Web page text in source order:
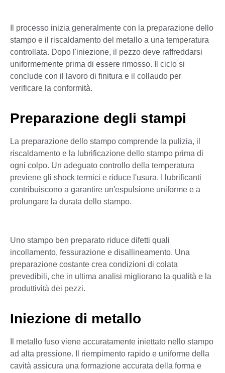
Il processo inizia generalmente con la preparazione dello
stampo e il riscaldamento del metallo a una temperatura
controllata. Dopo l'iniezione, il pezzo deve raffreddarsi
uniformemente prima di essere rimosso. Il ciclo si
conclude con il lavoro di finitura e il collaudo per
verificare la conformità.
Preparazione degli stampi
La preparazione dello stampo comprende la pulizia, il
riscaldamento e la lubrificazione dello stampo prima di
ogni colpo. Un adeguato controllo della temperatura
previene gli shock termici e riduce l'usura. I lubrificanti
contribuiscono a garantire un'espulsione uniforme e a
prolungare la durata dello stampo.
Uno stampo ben preparato riduce difetti quali
incollamento, fessurazione e disallineamento. Una
preparazione costante crea condizioni di colata
prevedibili, che in ultima analisi migliorano la qualità e la
produttività dei pezzi.
Iniezione di metallo
Il metallo fuso viene accuratamente iniettato nello stampo
ad alta pressione. Il riempimento rapido e uniforme della
cavità assicura una formazione accurata della forma e